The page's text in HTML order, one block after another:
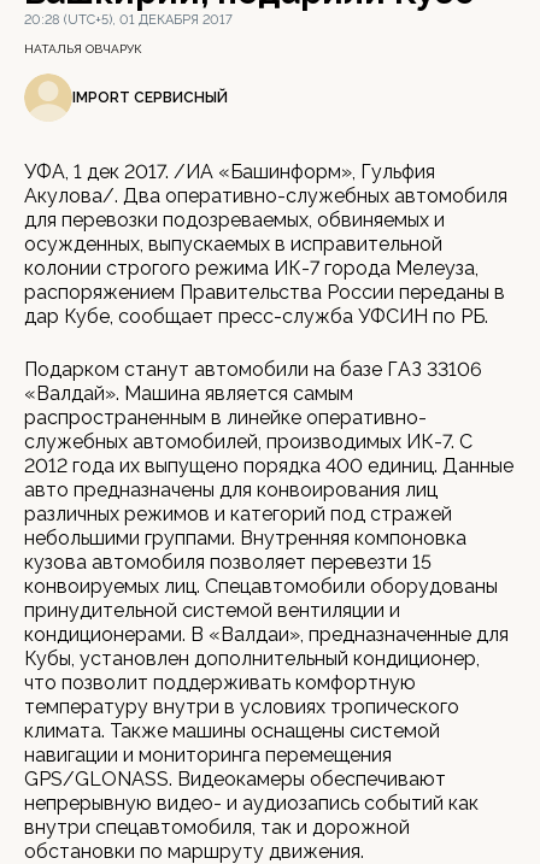
20:28 (UTC+5), 01 ДЕКАБРЯ 2017
НАТАЛЬЯ ОВЧАРУК
IMPORT СЕРВИСНЫЙ
УФА, 1 дек 2017. /ИА «Башинформ», Гульфия
Акулова/. Два оперативно-служебных автомобиля
для перевозки подозреваемых, обвиняемых и
осужденных, выпускаемых в исправительной
колонии строгого режима ИК-7 города Мелеуза,
распоряжением Правительства России переданы в
дар Кубе, сообщает пресс-служба УФСИН по РБ.
Подарком станут автомобили на базе ГАЗ 33106
«Валдай». Машина является самым
распространенным в линейке оперативно-
служебных автомобилей, производимых ИК-7. С
2012 года их выпущено порядка 400 единиц. Данные
авто предназначены для конвоирования лиц
различных режимов и категорий под стражей
небольшими группами. Внутренняя компоновка
кузова автомобиля позволяет перевезти 15
конвоируемых лиц. Спецавтомобили оборудованы
принудительной системой вентиляции и
кондиционерами. В «Валдаи», предназначенные для
Кубы, установлен дополнительный кондиционер,
что позволит поддерживать комфортную
температуру внутри в условиях тропического
климата. Также машины оснащены системой
навигации и мониторинга перемещения
GPS/GLONASS. Видеокамеры обеспечивают
непрерывную видео- и аудиозапись событий как
внутри спецавтомобиля, так и дорожной
обстановки по маршруту движения.